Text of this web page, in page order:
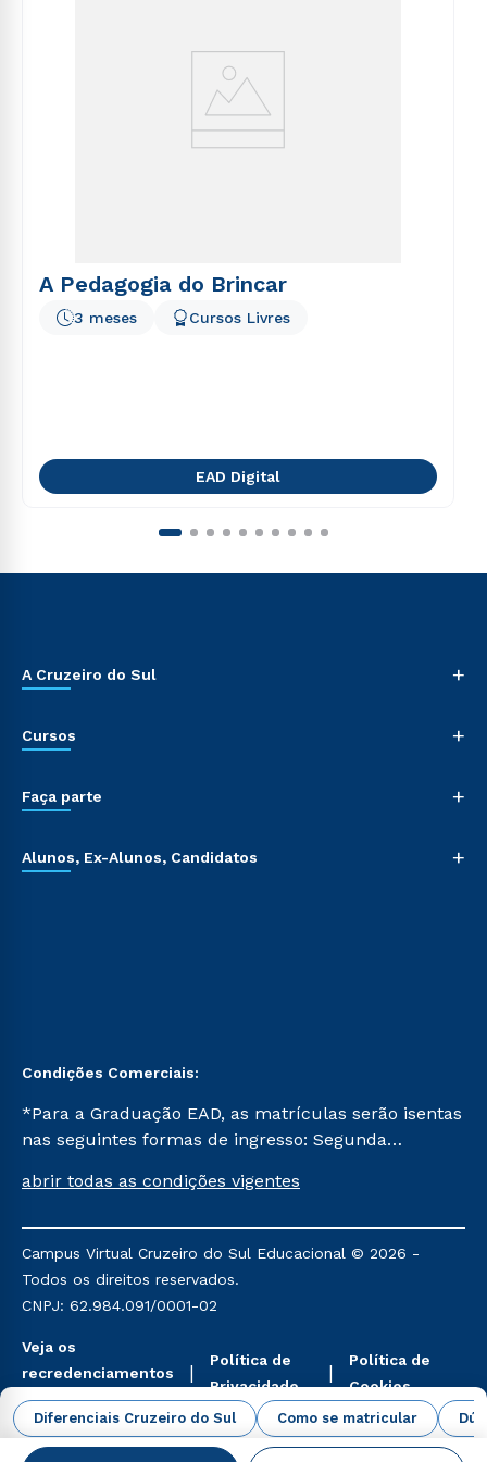
Diferenciais Cruzeiro do Sul Como se matricular
A Pedagogia do Brincar
3 meses Cursos Livres
EAD Digital
A Cruzeiro do Sul +
Cursos +
Faça parte +
Alunos, Ex-Alunos, Candidatos +
Condições Comerciais:
*Para a Graduação EAD, as matrículas serão isentas
nas seguintes formas de ingresso: Segunda
Já para as demais, a taxa de matrícula será de R$
mencionadas são referentes aos cursos: Ensino
Religioso, Geografia para a Docência e Metodologia
do Ensino de História: Questões Atuais.
abrir todas as condições vigentes
Campus Virtual Cruzeiro do Sul Educacional © 2026 -
Todos os direitos reservados.
CNPJ: 62.984.091/0001-02
Veja os
recredenciamentos
aqui
Política de
Privacidade
Política de
Cookies